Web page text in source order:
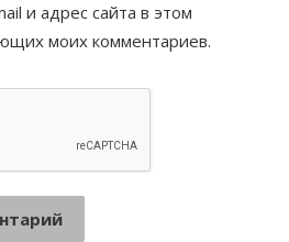
и адрес сайта в этом
моих комментариев.